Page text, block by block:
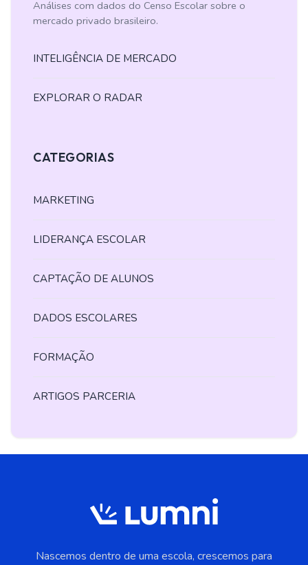
Análises com dados do Censo Escolar sobre o
mercado privado brasileiro.
INTELIGÊNCIA DE MERCADO
EXPLORAR O RADAR
CATEGORIAS
MARKETING
LIDERANÇA ESCOLAR
CAPTAÇÃO DE ALUNOS
DADOS ESCOLARES
FORMAÇÃO
ARTIGOS PARCERIA
Nascemos dentro de uma escola, crescemos para